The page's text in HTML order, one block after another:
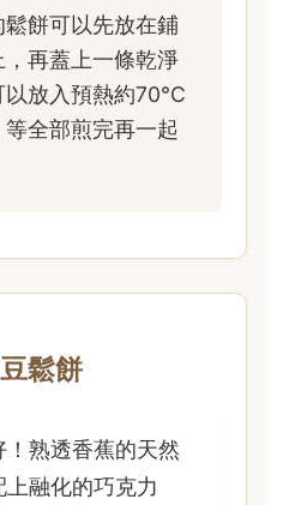
餅可以先放在鋪
再蓋上一條乾淨
放入預熱約70°C
全部煎完再一起
鬆餅
熟透香蕉的天然
融化的巧克力